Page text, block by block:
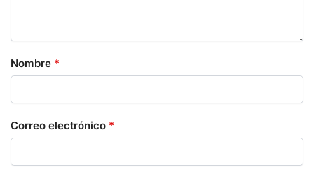
Nombre *
Correo electrónico *